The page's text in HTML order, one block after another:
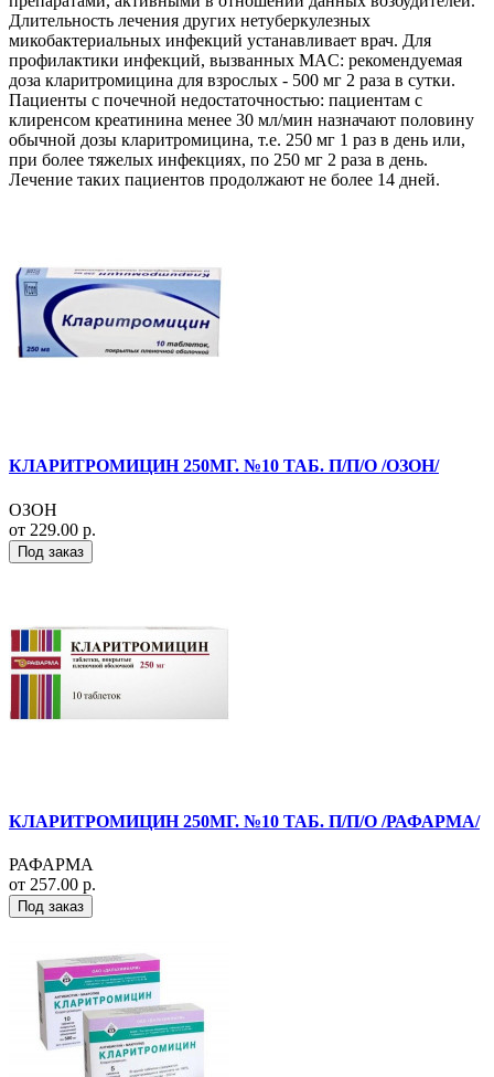
Длительность лечения других нетуберкулезных
микобактериальных инфекций устанавливает врач. Для
профилактики инфекций, вызванных MAC: рекомендуемая
доза кларитромицина для взрослых - 500 мг 2 раза в сутки.
Пациенты с почечной недостаточностью: пациентам с
клиренсом креатинина менее 30 мл/мин назначают половину
обычной дозы кларитромицина, т.е. 250 мг 1 раз в день или,
при более тяжелых инфекциях, по 250 мг 2 раза в день.
Лечение таких пациентов продолжают не более 14 дней.
КЛАРИТРОМИЦИН 250МГ. №10 ТАБ. П/П/О /ОЗОН/
ОЗОН
от 229.00 р.
Под заказ
КЛАРИТРОМИЦИН 250МГ. №10 ТАБ. П/П/О /РАФАРМА/
РАФАРМА
от 257.00 р.
Под заказ